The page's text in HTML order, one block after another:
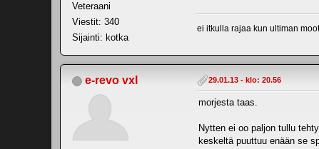
Veteraani
Viestit: 340
Sijainti: kotka
ei itkulla rajaa kun ultiman
e-revo vxl 29.01.13 - klo: 20.56
morjesta taas.
Nytten ei oo paljon tullu
keskeltä puuttuu enään se